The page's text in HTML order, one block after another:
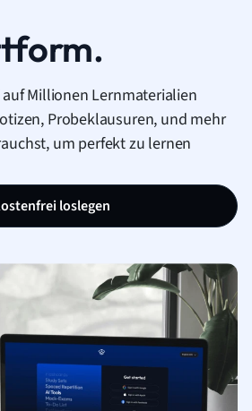
Millionen Lernmaterialien
Probeklausuren, und mehr
um perfekt zu lernen
loslegen